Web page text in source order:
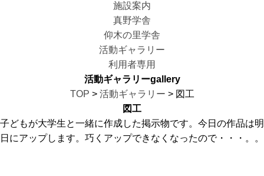
施設案内
真野学舎
仰木の里学舎
活動ギャラリー
利用者専用
活動ギャラリーgallery
TOP > 活動ギャラリー > 図工
図工
子どもが大学生と一緒に作成した掲示物です。今日の作品は明
日にアップします。巧くアップできなくなったので・・・。。